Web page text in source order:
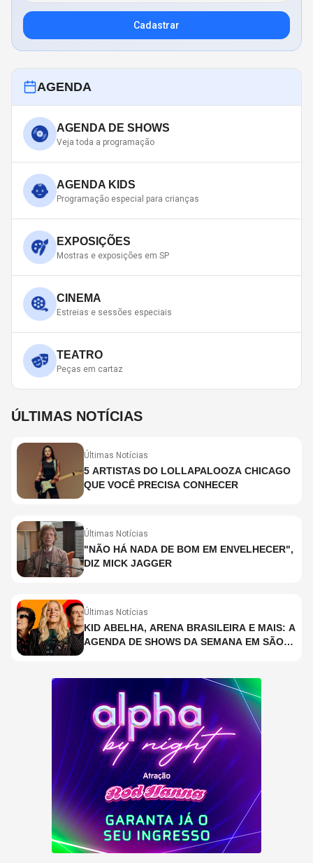
Cadastrar
AGENDA
AGENDA DE SHOWS
Veja toda a programação
AGENDA KIDS
Programação especial para crianças
EXPOSIÇÕES
Mostras e exposições em SP
CINEMA
Estreias e sessões especiais
TEATRO
Peças em cartaz
ÚLTIMAS NOTÍCIAS
Últimas Notícias
5 ARTISTAS DO LOLLAPALOOZA CHICAGO
QUE VOCÊ PRECISA CONHECER
Últimas Notícias
"NÃO HÁ NADA DE BOM EM ENVELHECER",
DIZ MICK JAGGER
Últimas Notícias
KID ABELHA, ARENA BRASILEIRA E MAIS: A
AGENDA DE SHOWS DA SEMANA EM SÃO